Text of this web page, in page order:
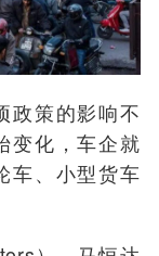
政策的影响不
变化，车企就
车、小型货车